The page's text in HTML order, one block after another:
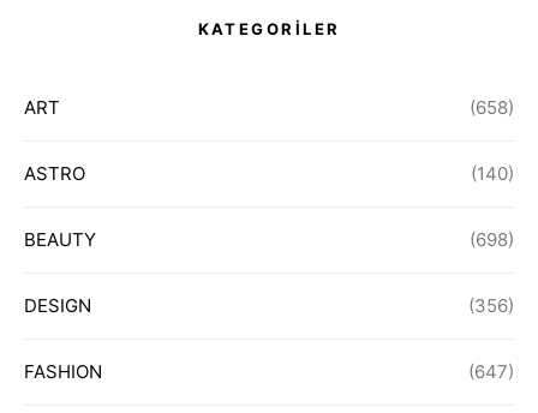
KATEGORİLER
ART (658)
ASTRO (140)
BEAUTY (698)
DESIGN (356)
FASHION (647)